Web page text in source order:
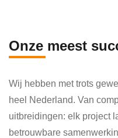
Onze meest
Wij hebben met trots
heel Nederland. Van
uitbreidingen: elk project
betrouwbare